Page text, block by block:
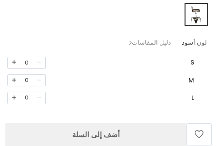
لون:أسود دليل المقاسات
S
0
M
0
L
0
أضف إلى السلة